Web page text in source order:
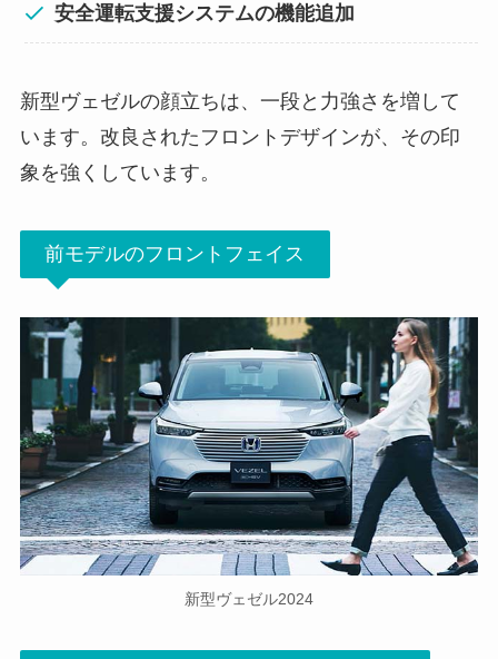
安全運転支援システムの機能追加
新型ヴェゼルの顔立ちは、一段と力強さを増して
います。改良されたフロントデザインが、その印
象を強くしています。
前モデルのフロントフェイス
新型ヴェゼル2024